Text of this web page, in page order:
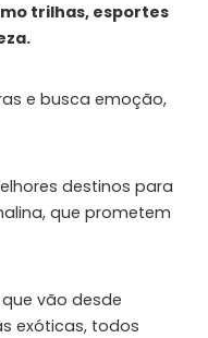
trilhas, esportes
e busca emoção,
destinos para
que prometem
vão desde
exóticas, todos